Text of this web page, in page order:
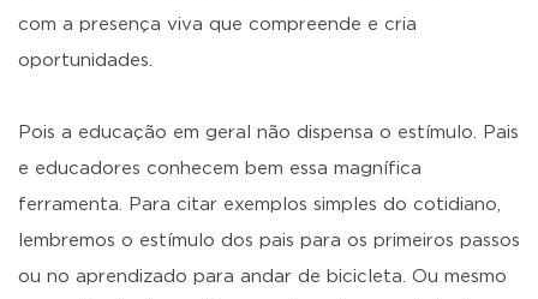
com a presença viva que compreende e cria
oportunidades.
Pois a educação em geral não dispensa o estímulo. Pais
e educadores conhecem bem essa magnífica
ferramenta. Para citar exemplos simples do cotidiano,
lembremos o estímulo dos pais para os primeiros passos
ou no aprendizado para andar de bicicleta. Ou mesmo